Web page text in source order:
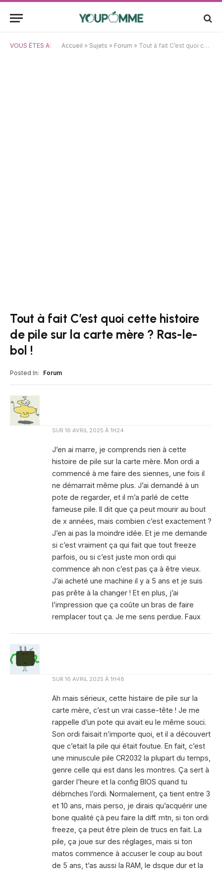
VOUS ÊTES À: Accueil » Sujets » Forum » Tout à fait C’est quoi cette histoire de pile sur la carte mère ? Ras-le-bol !
Tout à fait C’est quoi cette histoire
de pile sur la carte mère ? Ras-le-
bol !
Posted In: Forum
SUR 16 AVRIL 2025 À 1H24
J’en ai marre, je comprends rien à cette
histoire de pile sur la carte mère. Mon ordi a
commencé à me faire des siennes, une fois il
ne démarrait même plus. J’ai demandé à un
pote de regarder, et il m’a parlé de cette
fameuse pile. Il dit que ça peut mourir au bout
de x années, mais combien c’est exactement ?
J’en ai pas la moindre idée. Et je me demande
si c’est vraiment ça qui fait que tout freeze
parfois, ou si c’est juste mon ordi qui
commence ah non c’est pas ça à être vieux.
J’ai acheté une machine il y a 5 ans et je suis
pas prête à la changer ! Et en plus, j’ai
l’impression que ça coûte un bras de faire
remplacer tout ça. Je me sens perdue. Faux
SUR 16 AVRIL 2025 À 1H48
Ah mais sérieux, cette histaire de pile sur la
carte mère, c’est un vrai casse-tête ! Je me
rappelle d’un pote qui avait eu le même souci.
Son ordi faisait n’importe quoi, et il a découvert
que c’etait la pile qui était foutue. En fait, c’est
une minuscule pile CR2032 la plupart du temps,
genre celle qui est dans les montres. Ça sert à
garder l’heure et la config BIOS quand tu
débrnches l’ordi. Normalement, ça tient entre 3
et 10 ans, mais perso, je dirais qu’acquérir une
bone qualité çà peu faire la diff. mtn, si ton ordi
freeze, ça peut être plein de trucs en fait. La
pile, ça joue sur des réglages, mais si ton
matos commence à accuser le coup au bout
de 5 ans, t’as aussi la RAM, le dsque dur et la